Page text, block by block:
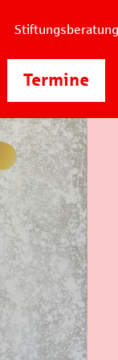
Termine
Stiftungsberatung